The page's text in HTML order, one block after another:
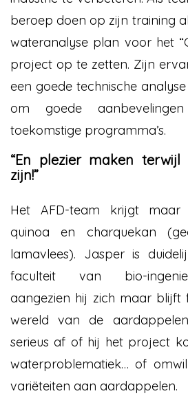
beroep doen op zijn training
wateranalyse plan voor het
project op te zetten. Zijn
een goede technische
om goede
toekomstige programma’s.
“En plezier maken
zijn!”
Het AFD-team krijgt
quinoa en charquekan
lamavlees). Jasper is
faculteit van bio-
aangezien hij zich maar blijft
wereld van de
serieus af of hij het project
waterproblematiek… of
variëteiten aan aardappelen.